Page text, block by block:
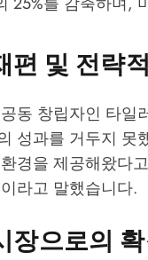
편 및 전략
동 창립자인 타일
성과를 거두지 못
경을 제공해왔다
라고 말했습니다.
장으로의